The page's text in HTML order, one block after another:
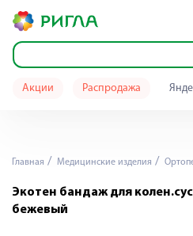
Акции Распродажа
Главная Медицинские изделия
Экотен бандаж для
бежевый